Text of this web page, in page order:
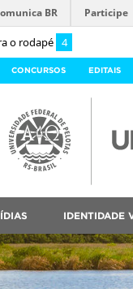
o rodapé 4
BR Participe
CONCURSOS EDITAIS
IDENTIDADE